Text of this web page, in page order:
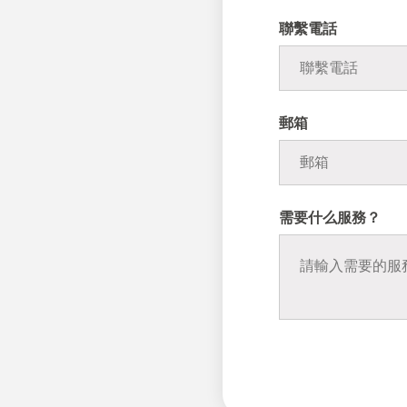
聯繫電話
郵箱
需要什么服務？